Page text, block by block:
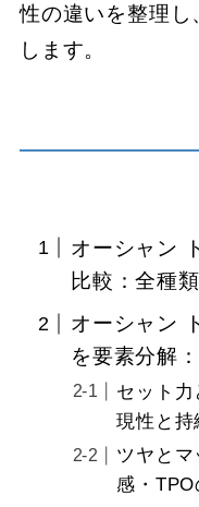
性の違いを整理し
します。
オーシャン
比較：全種
オーシャン
を要素分解
セット
現性と持
ツヤと
感・